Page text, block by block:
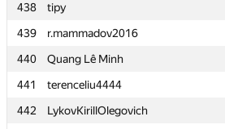
438
tipy
439
r.mammadov2016
440
Quang Lê Minh
441
terenceliu4444
442
LykovKirillOlegovich
438
tipy
439
r.mammadov2016
440
Quang Lê Minh
441
terenceliu4444
442
LykovKirillOlegovich